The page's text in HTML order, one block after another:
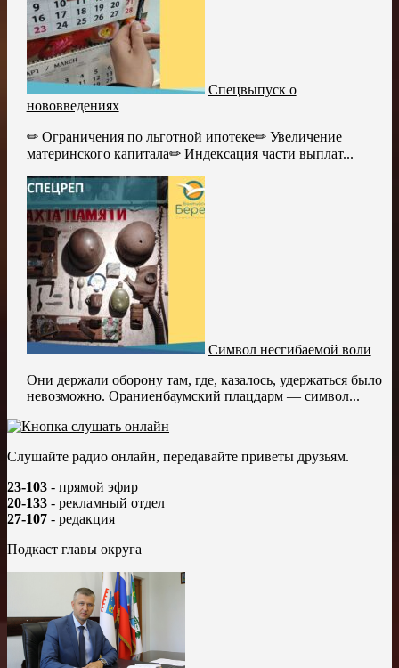
Спецвыпуск о
нововведениях
✏ Ограничения по льготной ипотеке✏ Увеличение
материнского капитала✏ Индексация части выплат...
Символ несгибаемой воли
Они держали оборону там, где, казалось, удержаться было
невозможно. Ораниенбаумский плацдарм — символ...
Слушайте радио онлайн, передавайте приветы друзьям.
23-103 - прямой эфир
20-133 - рекламный отдел
27-107 - редакция
Подкаст главы округа